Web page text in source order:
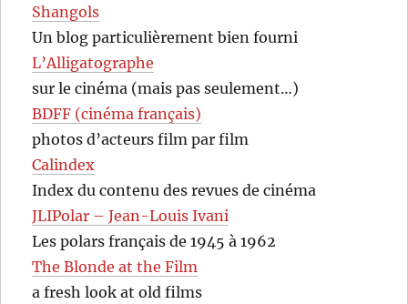
Shangols
Un blog particulièrement bien fourni
L’Alligatographe
sur le cinéma (mais pas seulement…)
BDFF (cinéma français)
photos d’acteurs film par film
Calindex
Index du contenu des revues de cinéma
JLIPolar – Jean-Louis Ivani
Les polars français de 1945 à 1962
The Blonde at the Film
a fresh look at old films